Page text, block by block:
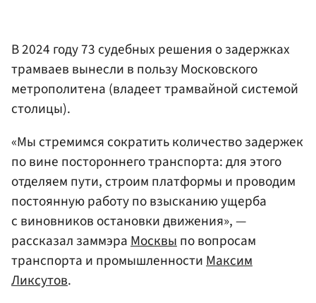
В 2024 году 73 судебных решения о задержках
трамваев вынесли в пользу Московского
метрополитена (владеет трамвайной системой
столицы).
«Мы стремимся сократить количество задержек
по вине постороннего транспорта: для этого
отделяем пути, строим платформы и проводим
постоянную работу по взысканию ущерба
с виновников остановки движения», —
рассказал заммэраМосквыпо вопросам
транспорта и промышленностиМаксим
Ликсутов.